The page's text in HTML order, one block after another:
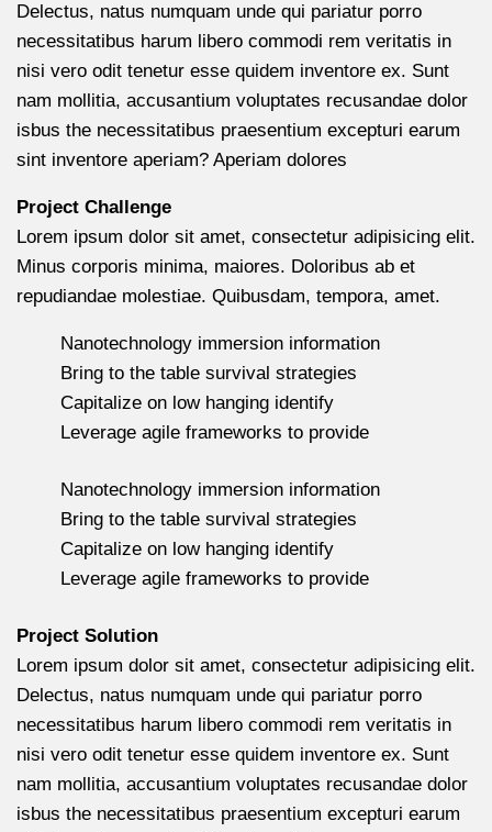
Delectus, natus numquam unde qui pariatur porro
necessitatibus harum libero commodi rem veritatis in
nisi vero odit tenetur esse quidem inventore ex. Sunt
nam mollitia, accusantium voluptates recusandae dolor
isbus the necessitatibus praesentium excepturi earum
sint inventore aperiam? Aperiam dolores
Project Challenge
Lorem ipsum dolor sit amet, consectetur adipisicing elit.
Minus corporis minima, maiores. Doloribus ab et
repudiandae molestiae. Quibusdam, tempora, amet.
Nanotechnology immersion information
Bring to the table survival strategies
Capitalize on low hanging identify
Leverage agile frameworks to provide
Nanotechnology immersion information
Bring to the table survival strategies
Capitalize on low hanging identify
Leverage agile frameworks to provide
Project Solution
Lorem ipsum dolor sit amet, consectetur adipisicing elit.
Delectus, natus numquam unde qui pariatur porro
necessitatibus harum libero commodi rem veritatis in
nisi vero odit tenetur esse quidem inventore ex. Sunt
nam mollitia, accusantium voluptates recusandae dolor
isbus the necessitatibus praesentium excepturi earum